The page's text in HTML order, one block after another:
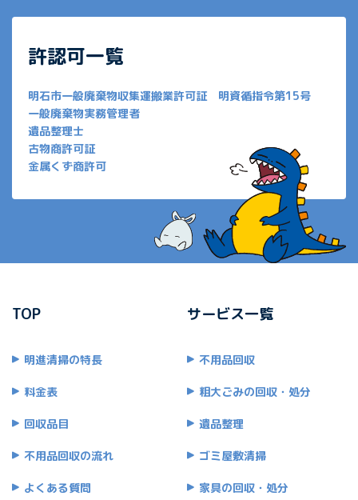
許認可一覧
明石市一般廃棄物収集運搬業許可証 明資循指令第15号
一般廃棄物実務管理者
遺品整理士
古物商許可証
金属くず商許可
TOP
明進清掃の特長
料金表
回収品目
不用品回収の流れ
よくある質問
サービス一覧
不用品回収
粗大ごみの回収・処分
遺品整理
ゴミ屋敷清掃
家具の回収・処分